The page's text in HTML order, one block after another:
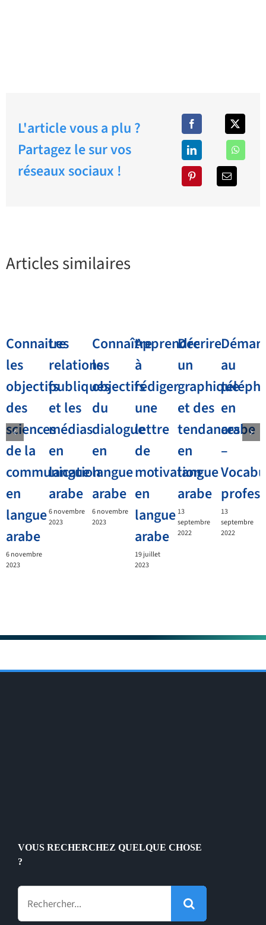
L'article vous a plu ?
Partagez le sur vos
réseaux sociaux !
Articles similaires
Connaitre
les
objectifs
des
sciences
de la
communication
en
langue
arabe
6 novembre
2023
Les
relations
publiques
et les
médias
en
langue
arabe
6 novembre
2023
Connaître
les
objectifs
du
dialogue
en
langue
arabe
6 novembre
2023
Apprendre
à
rédiger
une
lettre
de
motivation
en
langue
arabe
19 juillet
2023
Décrire
un
graphique
et des
tendances
en
langue
arabe
13
septembre
2022
au
en
arabe
–
13
septembre
2022
VOUS RECHERCHEZ QUELQUE CHOSE
?
Rechercher: